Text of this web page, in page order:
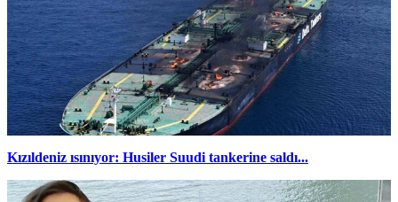
Kızıldeniz ısınıyor: Husiler Suudi tankerine saldı...